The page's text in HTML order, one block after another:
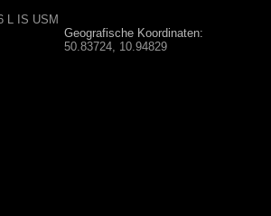
L IS USM
Geografische Koordinaten:
50.83724, 10.94829